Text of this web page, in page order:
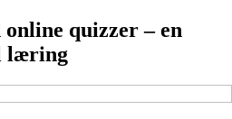
quizzer – en
læring